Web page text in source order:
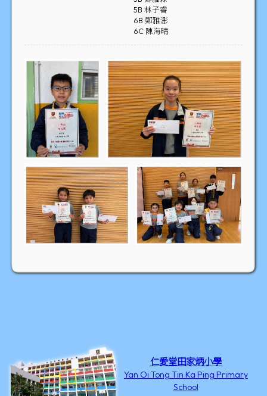
5B 林子睿
6B 鄭雅浵
6C 陳海晴
仁愛堂田家炳小學
Yan Oi Tong Tin Ka Ping Primary
School